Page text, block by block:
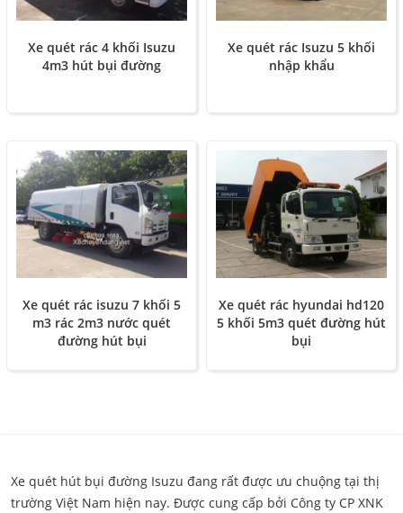
Xe quét rác 4 khối Isuzu
4m3 hút bụi đường
Xe quét rác Isuzu 5 khối
nhập khẩu
Xe quét rác isuzu 7 khối 5
m3 rác 2m3 nước quét
đường hút bụi
Xe quét rác hyundai hd120
5 khối 5m3 quét đường hút
bụi
Xe quét hút bụi đường Isuzu đang rất được ưu chuộng tại thị
trường Việt Nam hiện nay. Được cung cấp bởi Công ty CP XNK